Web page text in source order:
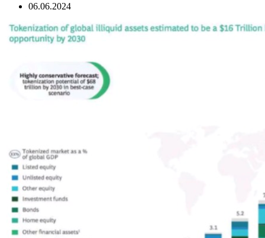
06.06.2024